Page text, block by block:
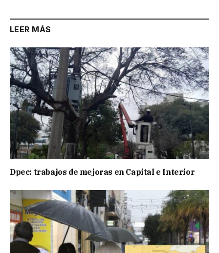
LEER MÁS
Dpec: trabajos de mejoras en Capital e Interior